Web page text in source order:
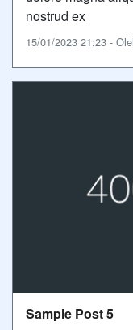
nostrud ex
15/01/2023 21:23 -
Sample Post 5